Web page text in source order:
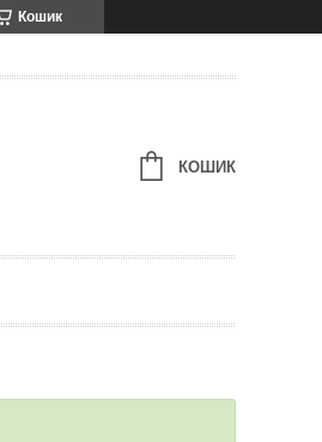
Кошик
КОШИК